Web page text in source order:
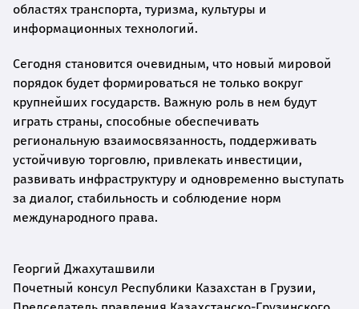
областях транспорта, туризма, культуры и
информационных технологий.
Сегодня становится очевидным, что новый мировой
порядок будет формироваться не только вокруг
крупнейших государств. Важную роль в нем будут
играть страны, способные обеспечивать
региональную взаимосвязанность, поддерживать
устойчивую торговлю, привлекать инвестиции,
развивать инфраструктуру и одновременно выступать
за диалог, стабильность и соблюдение норм
международного права.
Георгий Джахуташвили
Почетный консул Республики Казахстан в Грузии,